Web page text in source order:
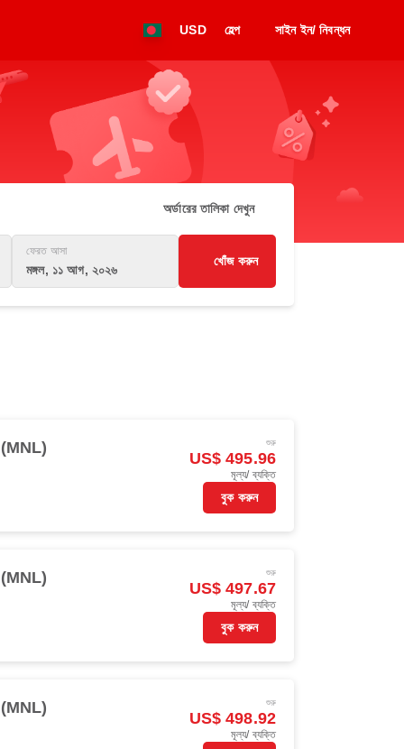
USD হেল্প সাইন ইন/ নিবন্ধন
অর্ডারের তালিকা দেখুন
ফেরত আসা
মঙ্গল, ১১ আগ, ২০২৬
খোঁজ করুন
শুরু
US$ 495.96
মূল্য/ ব্যক্তি
বুক করুন
শুরু
US$ 497.67
মূল্য/ ব্যক্তি
বুক করুন
শুরু
US$ 498.92
মূল্য/ ব্যক্তি